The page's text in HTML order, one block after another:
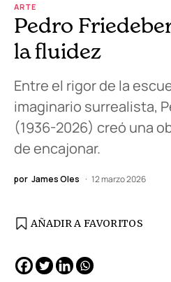
ARTE
Pedro
la fluidez
Entre el rigor de la
imaginario surrealista,
(1936-2026) creó una
de encajonar.
por James Oles 12 marzo 2026
AÑADIR A FAVORITOS